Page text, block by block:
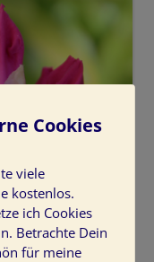
Cookies
viele
kostenlos.
ich Cookies
Betrachte Dein
für meine